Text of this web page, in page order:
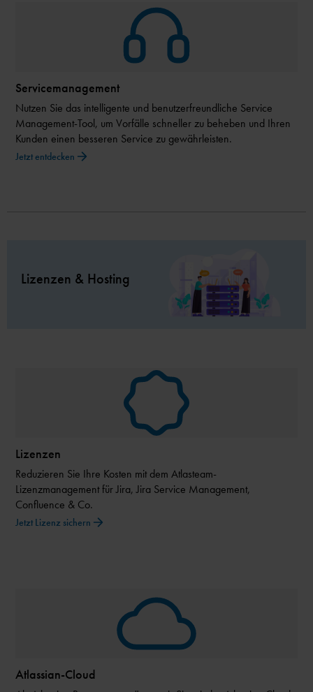
Servicemanagement
Nutzen Sie das intelligente und benutzerfreundliche Service
Management-Tool, um Vorfälle schneller zu beheben und Ihren
Kunden einen besseren Service zu gewährleisten.
Jetzt entdecken
Lizenzen & Hosting
Lizenzen
Reduzieren Sie Ihre Kosten mit dem Atlasteam-
Lizenzmanagement für Jira, Jira Service Management,
Confluence & Co.
Jetzt Lizenz sichern
Atlassian-Cloud